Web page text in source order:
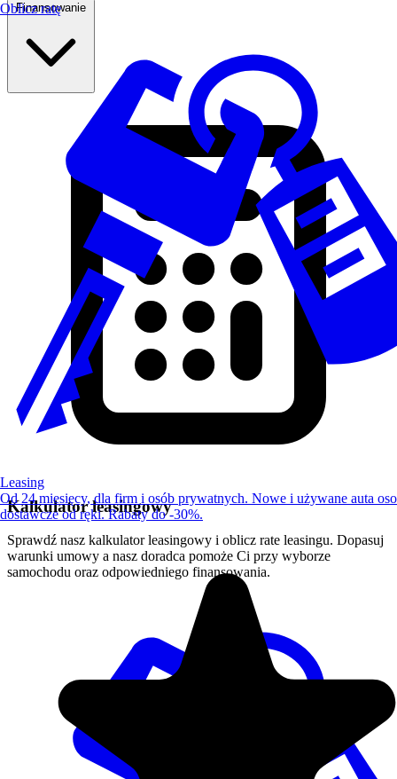
Finansowanie
Kalkulator leasingowy
Sprawdź nasz kalkulator leasingowy i oblicz rate leasingu. Dopasuj
warunki umowy a nasz doradca pomoże Ci przy wyborze
samochodu oraz odpowiedniego finansowania.
Oblicz ratę
Leasing
Od 24 miesięcy, dla firm i osób prywatnych. Nowe i używane auta
dostawcze od ręki. Rabaty do -30%.